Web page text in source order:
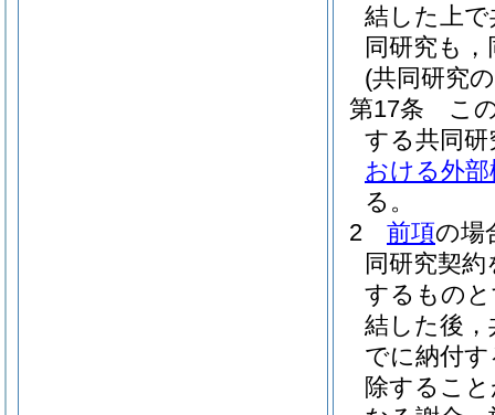
結した上
同研究も
(共同研究
第17条
こ
する共同
おける外
る。
2
前項の場
同研究契
するもの
結した後
でに納付
除するこ